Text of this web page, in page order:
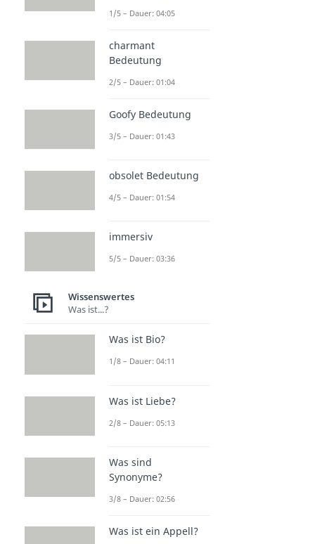
1/5 – Dauer: 04:05
charmant
Bedeutung
2/5 – Dauer: 01:04
Goofy Bedeutung
3/5 – Dauer: 01:43
obsolet Bedeutung
4/5 – Dauer: 01:54
immersiv
5/5 – Dauer: 03:36
Wissenswertes
Was ist...?
Was ist Bio?
1/8 – Dauer: 04:11
Was ist Liebe?
2/8 – Dauer: 05:13
Was sind
Synonyme?
3/8 – Dauer: 02:56
Was ist ein Appell?